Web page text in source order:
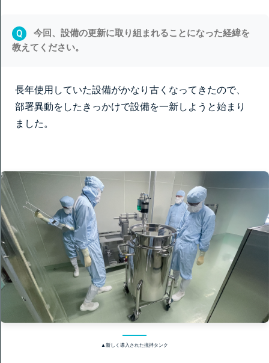
Q
今回、設備の更新に取り組まれることになった経緯を
教えてください。
長年使用していた設備がかなり古くなってきたので、
部署異動をしたきっかけで設備を一新しようと始まり
ました。
▲新しく導入された撹拌タンク